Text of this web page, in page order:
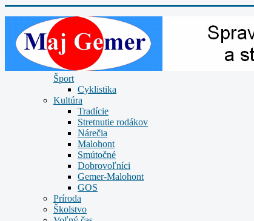
Šport
Cyklistika
Kultúra
Tradície
Stretnutie rodákov
Nárečia
Malohont
Smútočné
Dobrovoľníci
Gemer-Malohont
GOS
Príroda
Školstvo